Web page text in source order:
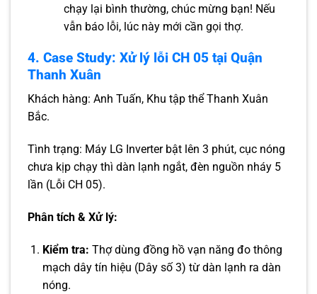
chạy lại bình thường, chúc mừng bạn! Nếu
vẫn báo lỗi, lúc này mới cần gọi thợ.
4. Case Study: Xử lý lỗi CH 05 tại Quận
Thanh Xuân
Khách hàng: Anh Tuấn, Khu tập thể Thanh Xuân
Bắc.
Tình trạng: Máy LG Inverter bật lên 3 phút, cục nóng
chưa kịp chạy thì dàn lạnh ngắt, đèn nguồn nháy 5
lần (Lỗi CH 05).
Phân tích & Xử lý:
Kiểm tra: Thợ dùng đồng hồ vạn năng đo thông
mạch dây tín hiệu (Dây số 3) từ dàn lạnh ra dàn
nóng.